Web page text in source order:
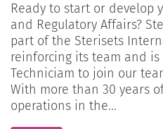
Ready to start or develop
and Regulatory Affairs?
part of the Sterisets
reinforcing its team and is
Techniciam to join our
With more than 30 years
operations in the...